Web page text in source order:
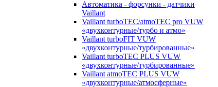
Автоматика - форсунки - датчики
Vaillant
Vaillant turboTEC/atmoTEC pro VUW
«двухконтурные/турбо и атмо»
Vaillant turboFIT VUW
«двухконтурные/турбированные»
Vaillant turboTEC PLUS VUW
«двухконтурные/турбированные»
Vaillant atmoTEC PLUS VUW
«двухконтурные/атмосферные»